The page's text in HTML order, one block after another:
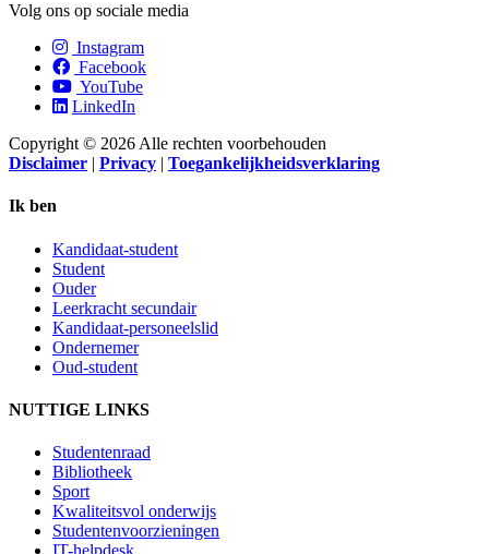
Volg ons op sociale media
Instagram
Facebook
YouTube
LinkedIn
Copyright © 2026 Alle rechten voorbehouden
Disclaimer | Privacy | Toegankelijkheidsverklaring
Ik ben
Kandidaat-student
Student
Ouder
Leerkracht secundair
Kandidaat-personeelslid
Ondernemer
Oud-student
NUTTIGE LINKS
Studentenraad
Bibliotheek
Sport
Kwaliteitsvol onderwijs
Studentenvoorzieningen